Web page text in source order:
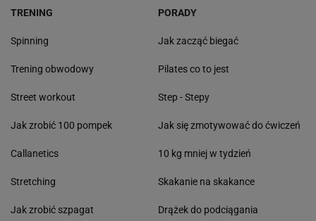
TRENING
Spinning
Trening obwodowy
Street workout
Jak zrobić 100 pompek
Callanetics
Stretching
Jak zrobić szpagat
PORADY
Jak zacząć biegać
Pilates co to jest
Step - Stepy
Jak się zmotywować do ćwiczeń
10 kg mniej w tydzień
Skakanie na skakance
Drążek do podciągania